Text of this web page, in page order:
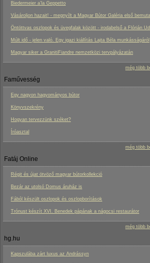
Biedermeier a’la Geppetto
Vásároljon hazait! - megnyílt a Magyar Bútor Galéria első
Öntöttvas oszlopok és üvegfalak között - irodabelső a Flórián
Múlt idő - jelen való. Egy igazi kiállítás Lajta Béla munkásságáról
Magyar siker a GranitiFiandre nemzetközi tervpályázatán
még több
Faművesség
Egy nagyon hagyományos bútor
Könyvszekrény
Hogyan tervezzünk széket?
Íróasztal
még több
Fatáj Online
Régit és újat ötvöző magyar bútorkollekció
Bezár az utolsó Domus áruház is
Fából készült oszlopok és oszlopborítások
Trónust készít XVI. Benedek pápának a nágocsi restaurátor
még több
hg.hu
Kapszulába zárt luxus az Andrássyn